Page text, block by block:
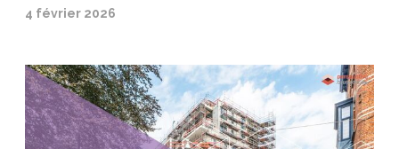
4 février 2026